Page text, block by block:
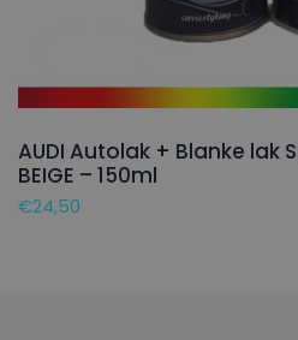
AUDI Autolak + Blanke lak
BEIGE – 150ml
€24,50